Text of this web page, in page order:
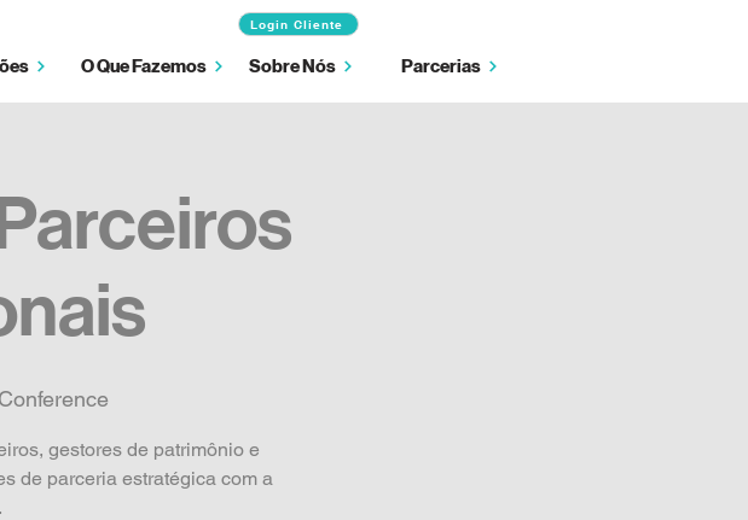
Login Cliente
O Que Fazemos Sobre Nós Parcerias
gestores de patrimônio e
de parceria estratégica com a